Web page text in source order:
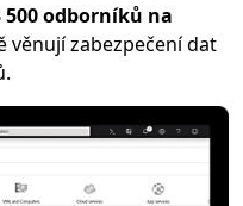
500 odborníků na
věnují zabezpečení dat